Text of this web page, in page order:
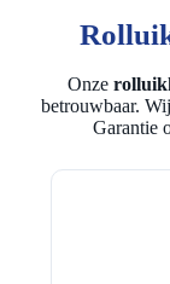
Onze
betrouwbaar.
Garantie